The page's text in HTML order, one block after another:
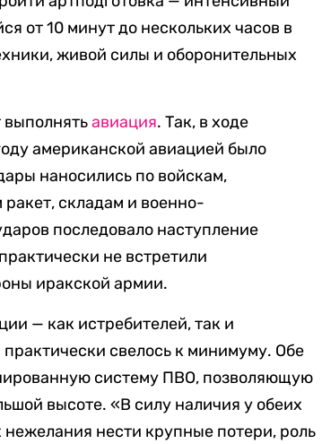
от 10 минут до нескольких часов в
живой силы и оборонительных
авиация. Так, в ходе
американской авиацией было
наносились по войскам,
складам и военно-
последовало наступление
не встретили
иракской армии.
— как истребителей, так и
свелось к минимуму. Обе
систему ПВО, позволяющую
высоте. «В силу наличия у обеих
нести крупные потери, роль